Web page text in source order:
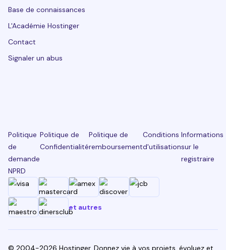
Base de connaissances
L'Académie Hostinger
Contact
Signaler un abus
Politique
de
demande
NPRD
Politique de
Confidentialité
Politique de
remboursement
Conditions
d'utilisation
Informations
sur le
registraire
et autres
© 2004-2026 Hostinger. Donnez vie à vos projets, évoluez et